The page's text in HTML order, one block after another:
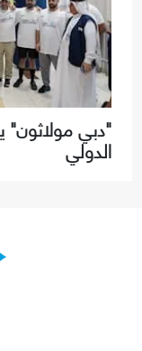
"دبي مولاثون"
الدولي